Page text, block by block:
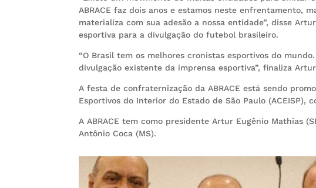
ABRACE faz dois anos e estamos neste enfrentamento,
materializa com sua adesão a nossa entidade”, disse
esportiva para a divulgação do futebol brasileiro.
“O Brasil tem os melhores cronistas esportivos do
divulgação existente da imprensa esportiva”, finaliza
A festa de confraternização da ABRACE está sendo
Esportivos do Interior do Estado de São Paulo (ACEISP),
A ABRACE tem como presidente Artur Eugênio Mathias
Antônio Coca (MS).